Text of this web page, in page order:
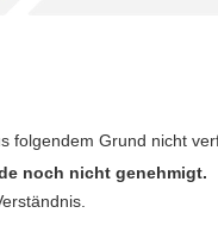
folgendem Grund nicht
noch nicht genehmigt.